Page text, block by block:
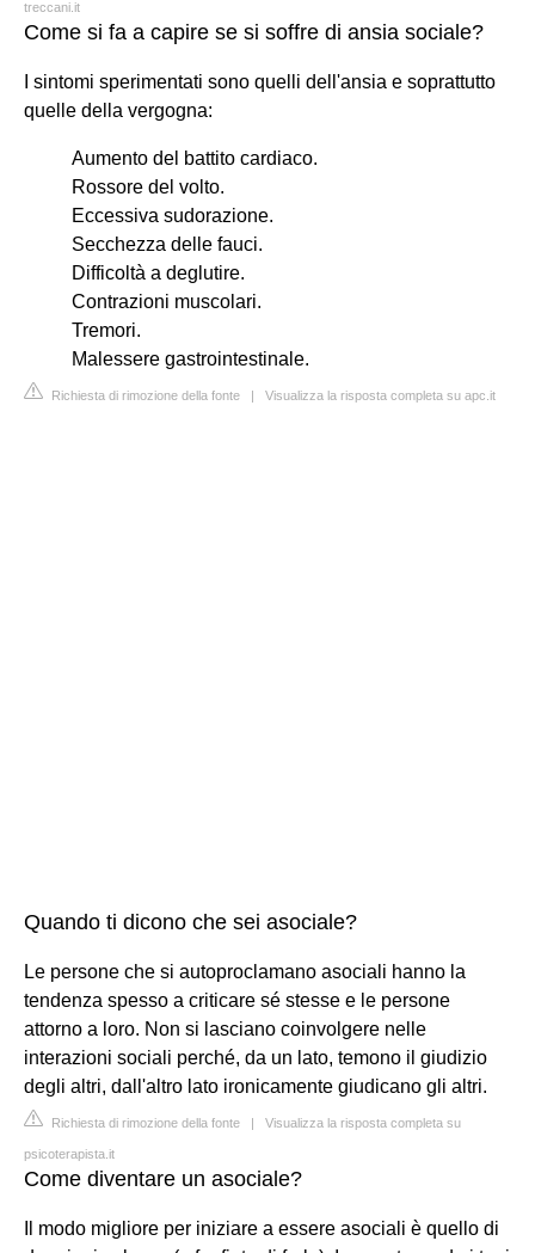
treccani.it
Come si fa a capire se si soffre di ansia sociale?
I sintomi sperimentati sono quelli dell'ansia e soprattutto
quelle della vergogna:
Aumento del battito cardiaco.
Rossore del volto.
Eccessiva sudorazione.
Secchezza delle fauci.
Difficoltà a deglutire.
Contrazioni muscolari.
Tremori.
Malessere gastrointestinale.
Richiesta di rimozione della fonte | Visualizza la risposta completa su apc.it
Quando ti dicono che sei asociale?
Le persone che si autoproclamano asociali hanno la
tendenza spesso a criticare sé stesse e le persone
attorno a loro. Non si lasciano coinvolgere nelle
interazioni sociali perché, da un lato, temono il giudizio
degli altri, dall'altro lato ironicamente giudicano gli altri.
Richiesta di rimozione della fonte | Visualizza la risposta completa su
psicoterapista.it
Come diventare un asociale?
Il modo migliore per iniziare a essere asociali è quello di